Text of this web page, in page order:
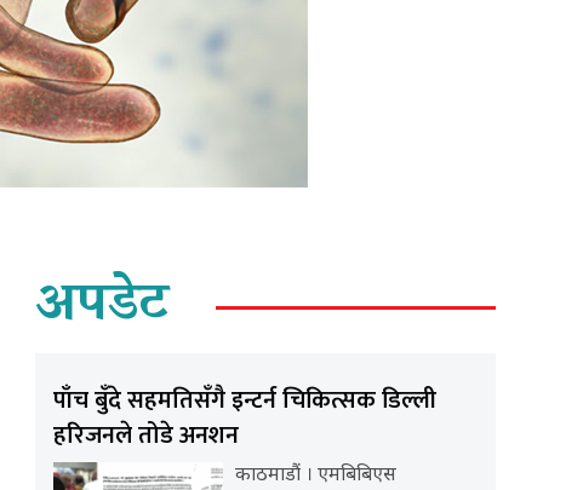
अपडेट
पाँच बुँदे सहमतिसँगै इन्टर्न चिकित्सक डिल्ली
हरिजनले तोडे अनशन
काठमाडौं । एमबिबिएस